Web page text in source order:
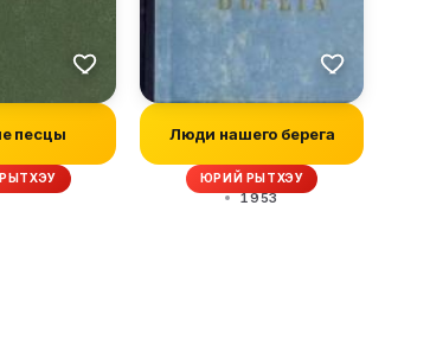
песцы Люди нашего берега
ЮРИЙ РЫТХЭУ
1953